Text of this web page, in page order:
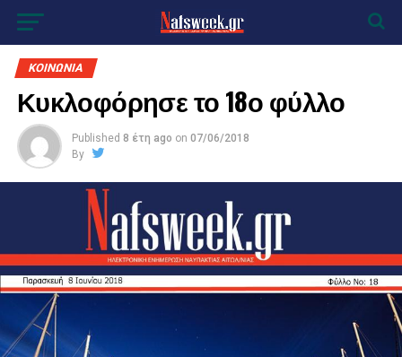
ΚΟΙΝΩΝΙΑ
Κυκλοφόρησε το 18ο φύλλο
Published 8 έτη ago on 07/06/2018
By